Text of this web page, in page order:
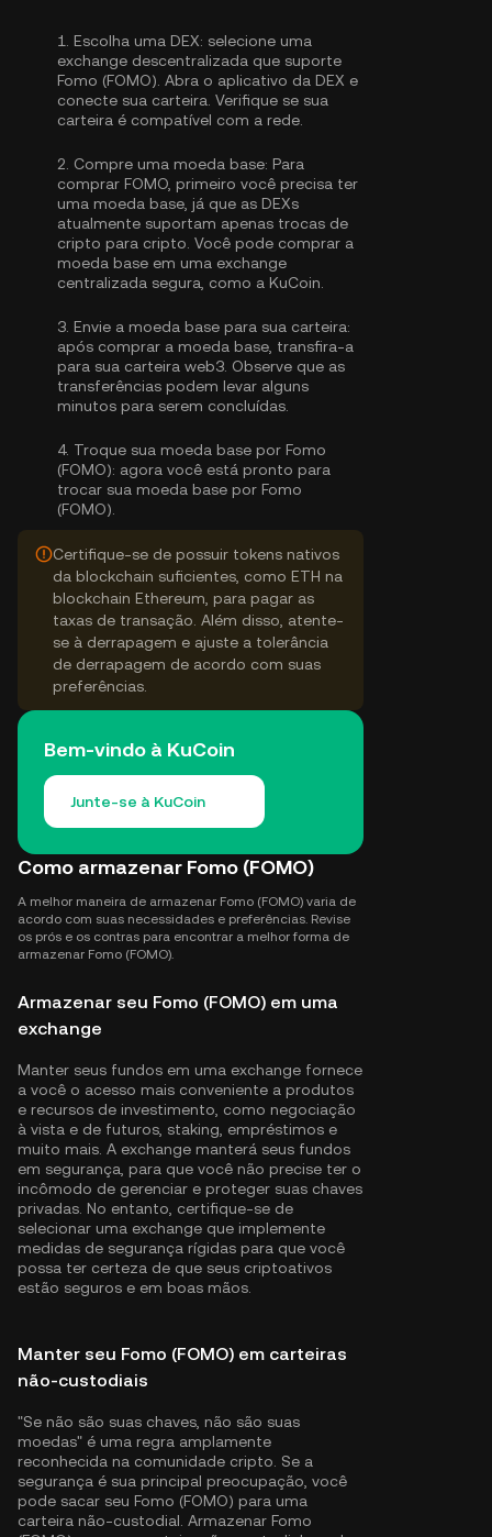
1. Escolha uma DEX: selecione uma
exchange descentralizada que suporte
Fomo (FOMO). Abra o aplicativo da DEX e
conecte sua carteira. Verifique se sua
carteira é compatível com a rede.
2. Compre uma moeda base: Para
comprar FOMO, primeiro você precisa ter
uma moeda base, já que as DEXs
atualmente suportam apenas trocas de
cripto para cripto. Você pode comprar a
moeda base em uma exchange
centralizada segura, como a KuCoin.
3. Envie a moeda base para sua carteira:
após comprar a moeda base, transfira-a
para sua carteira web3. Observe que as
transferências podem levar alguns
minutos para serem concluídas.
4. Troque sua moeda base por Fomo
(FOMO): agora você está pronto para
trocar sua moeda base por Fomo
(FOMO).
Certifique-se de possuir tokens nativos
da blockchain suficientes, como ETH na
blockchain Ethereum, para pagar as
taxas de transação. Além disso, atente-
se à derrapagem e ajuste a tolerância
de derrapagem de acordo com suas
preferências.
Bem-vindo à KuCoin
Junte-se à KuCoin
Como armazenar Fomo (FOMO)
A melhor maneira de armazenar Fomo (FOMO) varia de
acordo com suas necessidades e preferências. Revise
os prós e os contras para encontrar a melhor forma de
armazenar Fomo (FOMO).
Armazenar seu Fomo (FOMO) em uma
exchange
Manter seus fundos em uma exchange fornece
a você o acesso mais conveniente a produtos
e recursos de investimento, como negociação
à vista e de futuros, staking, empréstimos e
muito mais. A exchange manterá seus fundos
em segurança, para que você não precise ter o
incômodo de gerenciar e proteger suas chaves
privadas. No entanto, certifique-se de
selecionar uma exchange que implemente
medidas de segurança rígidas para que você
possa ter certeza de que seus criptoativos
estão seguros e em boas mãos.
Manter seu Fomo (FOMO) em carteiras
não-custodiais
"Se não são suas chaves, não são suas
moedas" é uma regra amplamente
reconhecida na comunidade cripto. Se a
segurança é sua principal preocupação, você
pode sacar seu Fomo (FOMO) para uma
carteira não-custodial. Armazenar Fomo